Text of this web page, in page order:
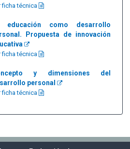
ficha técnica
educación como desarrollo
Propuesta de innovación
ficha técnica
y dimensiones del
personal
ficha técnica